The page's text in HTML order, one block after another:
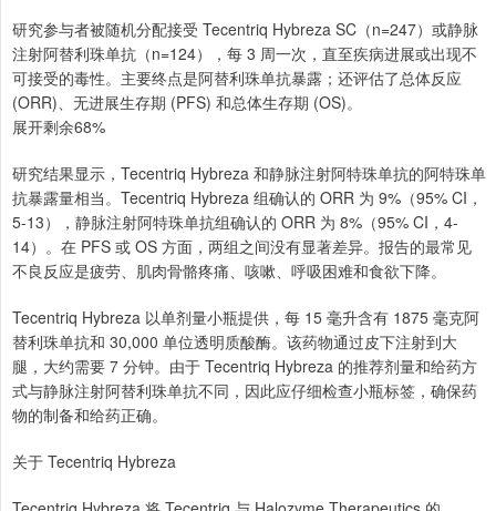
研究参与者被随机分配接受 Tecentriq Hybreza SC（n=247）或静脉
注射阿替利珠单抗（n=124），每 3 周一次，直至疾病进展或出现不
可接受的毒性。主要终点是阿替利珠单抗暴露；还评估了总体反应
(ORR)、无进展生存期 (PFS) 和总体生存期 (OS)。
展开剩余68%
研究结果显示，Tecentriq Hybreza 和静脉注射阿特珠单抗的阿特珠单
抗暴露量相当。Tecentriq Hybreza 组确认的 ORR 为 9%（95% CI，
5-13），静脉注射阿特珠单抗组确认的 ORR 为 8%（95% CI，4-
14）。在 PFS 或 OS 方面，两组之间没有显著差异。报告的最常见
不良反应是疲劳、肌肉骨骼疼痛、咳嗽、呼吸困难和食欲下降。
Tecentriq Hybreza 以单剂量小瓶提供，每 15 毫升含有 1875 毫克阿
替利珠单抗和 30,000 单位透明质酸酶。该药物通过皮下注射到大
腿，大约需要 7 分钟。由于 Tecentriq Hybreza 的推荐剂量和给药方
式与静脉注射阿替利珠单抗不同，因此应仔细检查小瓶标签，确保药
物的制备和给药正确。
关于 Tecentriq Hybreza